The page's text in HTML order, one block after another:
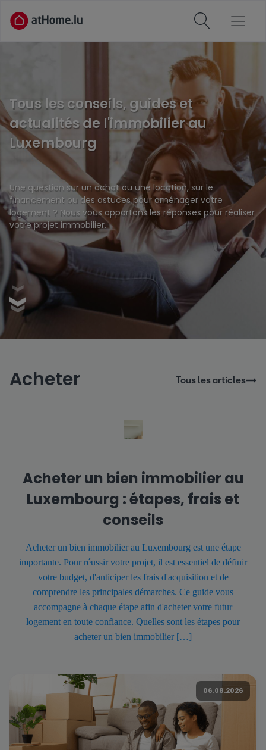
Tous les conseils, guides et
actualités de l'immobilier au
Luxembourg
Une question sur un achat ou une location, sur le
financement ou des astuces pour aménager votre
logement ? Nous vous apportons les réponses pour réaliser
votre projet immobilier.
Acheter Tous les articles
Acheter un bien immobilier au
Luxembourg : étapes, frais et
conseils
Acheter un bien immobilier au Luxembourg est une étape
importante. Pour réussir votre projet, il est essentiel de définir
votre budget, d'anticiper les frais d'acquisition et de
comprendre les principales démarches. Ce guide vous
accompagne à chaque étape afin d'acheter votre futur
logement en toute confiance. Quelles sont les étapes pour
acheter un bien immobilier […]
06.08.2026